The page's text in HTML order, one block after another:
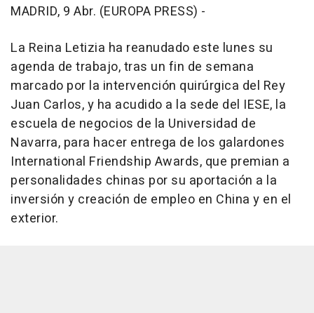
MADRID, 9 Abr. (EUROPA PRESS) -
La Reina Letizia ha reanudado este lunes su
agenda de trabajo, tras un fin de semana
marcado por la intervención quirúrgica del Rey
Juan Carlos, y ha acudido a la sede del IESE, la
escuela de negocios de la Universidad de
Navarra, para hacer entrega de los galardones
International Friendship Awards, que premian a
personalidades chinas por su aportación a la
inversión y creación de empleo en China y en el
exterior.